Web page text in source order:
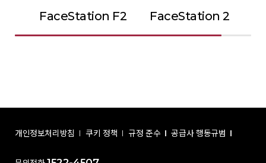
FaceStation F2 FaceStation 2
개인정보처리방침 쿠키 정책 규정 준수 공급사 행동규범